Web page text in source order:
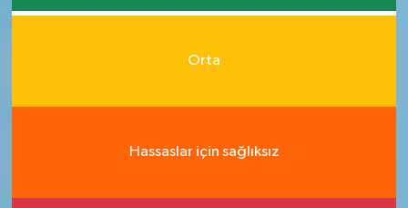
Orta
Hassaslar için sağlıksız